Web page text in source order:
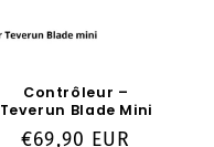
Contrôleur –
Teverun Blade Mini
Prix
€69,90 EUR